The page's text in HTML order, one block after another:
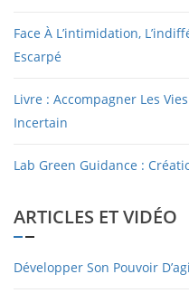
Face À L’intimidation,
Escarpé
Livre : Accompagner Les
Incertain
Lab Green Guidance :
ARTICLES ET VIDÉO
Développer Son Pouvoir